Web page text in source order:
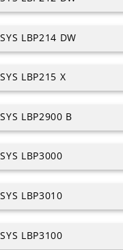
LBP214 DW
LBP215 X
LBP2900 B
LBP3000
LBP3010
LBP3100